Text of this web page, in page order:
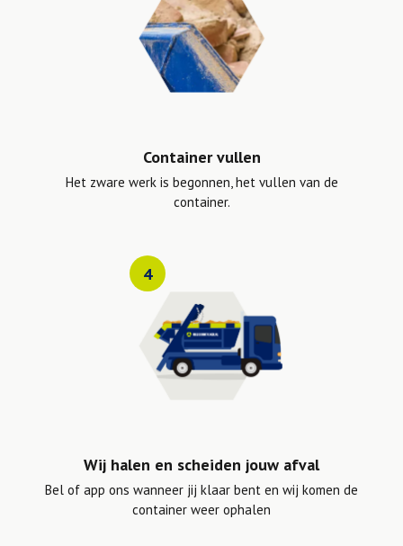
Container vullen
Het zware werk is begonnen, het vullen van de
container.
4
Wij halen en scheiden jouw afval
Bel of app ons wanneer jij klaar bent en wij komen de
container weer ophalen